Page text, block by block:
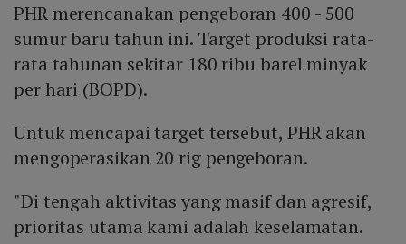
PHR merencanakan pengeboran 400 - 500
sumur baru tahun ini. Target produksi rata-
rata tahunan sekitar 180 ribu barel minyak
per hari (BOPD).
Untuk mencapai target tersebut, PHR akan
mengoperasikan 20 rig pengeboran.
"Di tengah aktivitas yang masif dan agresif,
prioritas utama kami adalah keselamatan.